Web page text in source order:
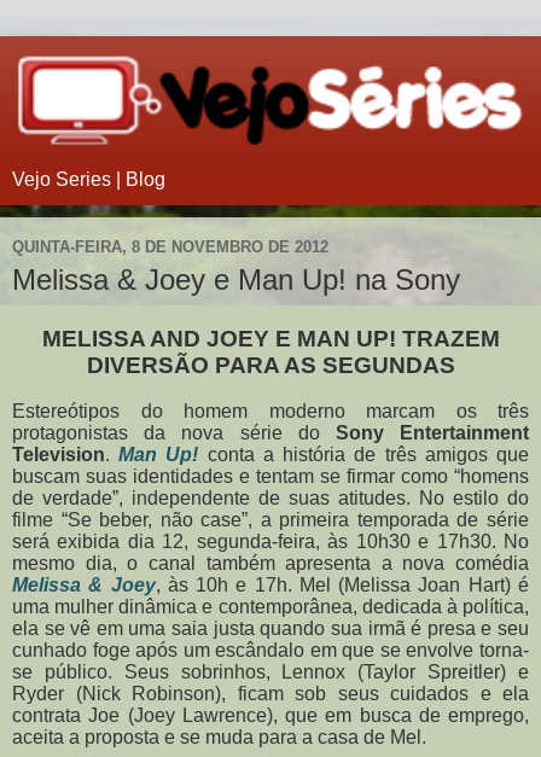
Vejo Series | Blog
QUINTA-FEIRA, 8 DE NOVEMBRO DE 2012
Melissa & Joey e Man Up! na Sony
MELISSA AND JOEY E MAN UP! TRAZEM
DIVERSÃO PARA AS SEGUNDAS
Estereótipos do homem moderno marcam os três
protagonistas da nova série do Sony Entertainment
Television.Man Up! conta a história de três amigos que
buscam suas identidades e tentam se firmar como “homens
de verdade”, independente de suas atitudes. No estilo do
filme “Se beber, não case”, a primeira temporada de série
será exibida dia 12, segunda-feira, às 10h30 e 17h30. No
mesmo dia, o canal também apresenta a nova comédia
Melissa & Joey, às 10h e 17h. Mel (Melissa Joan Hart) é
uma mulher dinâmica e contemporânea, dedicada à política,
ela se vê em uma saia justa quando sua irmã é presa e seu
cunhado foge após um escândalo em que se envolve torna-
se público. Seus sobrinhos, Lennox (Taylor Spreitler) e
Ryder (Nick Robinson), ficam sob seus cuidados e ela
contrata Joe (Joey Lawrence), que em busca de emprego,
aceita a proposta e se muda para a casa de Mel.